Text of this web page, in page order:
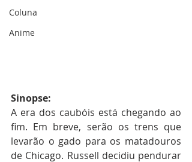
Coluna
Anime
Sinopse:
A era dos caubóis está chegando ao
fim. Em breve, serão os trens que
levarão o gado para os matadouros
de Chicago. Russell decidiu pendurar